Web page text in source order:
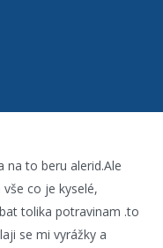
na to beru alerid.Ale
co je kyselé,
tolika potravinam .to
se mi vyrážky a